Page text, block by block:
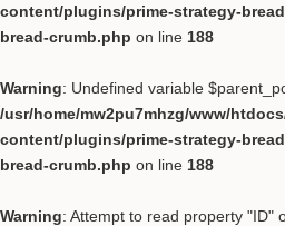
content/plugins/prime-strategy-
bread-crumb.php on line 188
Warning: Undefined variable
/usr/home/mw2pu7mhzg/www/
content/plugins/prime-strategy-
bread-crumb.php on line 188
Warning: Attempt to read property "ID"